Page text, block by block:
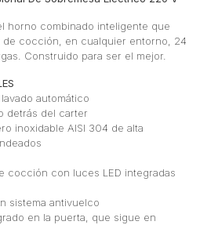
horno combinado inteligente que
cocción, en cualquier entorno, 24
Construido para ser el mejor.
automático
detrás del carter
inoxidable AISI 304 de alta
cocción con luces LED integradas
sistema antivuelco
en la puerta, que sigue en